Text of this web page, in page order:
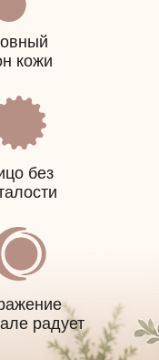
кожи
без
радует
и